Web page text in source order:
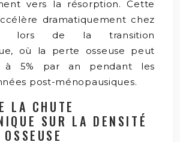
vers la résorption. Cette
dramatiquement chez
lors de la transition
où la perte osseuse peut
à 5% par an pendant les
post-ménopausiques.
LA CHUTE
SUR LA DENSITÉ